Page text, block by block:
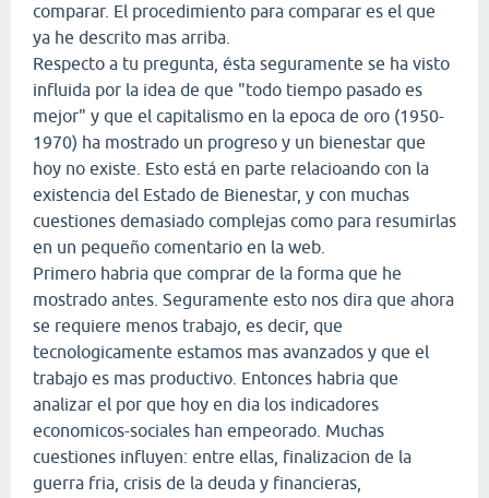
comparar. El procedimiento para comparar es el que
ya he descrito mas arriba.
Respecto a tu pregunta, ésta seguramente se ha visto
influida por la idea de que "todo tiempo pasado es
mejor" y que el capitalismo en la epoca de oro (1950-
1970) ha mostrado un progreso y un bienestar que
hoy no existe. Esto está en parte relacioando con la
existencia del Estado de Bienestar, y con muchas
cuestiones demasiado complejas como para resumirlas
en un pequeño comentario en la web.
Primero habria que comprar de la forma que he
mostrado antes. Seguramente esto nos dira que ahora
se requiere menos trabajo, es decir, que
tecnologicamente estamos mas avanzados y que el
trabajo es mas productivo. Entonces habria que
analizar el por que hoy en dia los indicadores
economicos-sociales han empeorado. Muchas
cuestiones influyen: entre ellas, finalizacion de la
guerra fria, crisis de la deuda y financieras,